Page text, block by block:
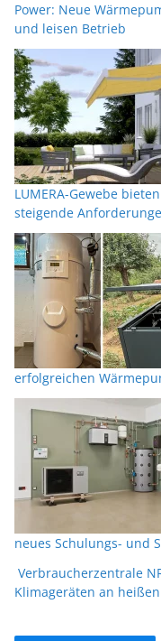
Power: Neue
und leisen Betrieb
LUMERA-Gewebe
steigende
erfolgreichen
neues Schulungs- und
Verbraucherzentrale
Klimageräten an